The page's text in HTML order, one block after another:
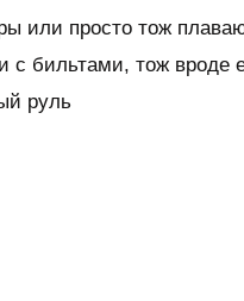
или просто тож
с бильтами, тож вроде
руль